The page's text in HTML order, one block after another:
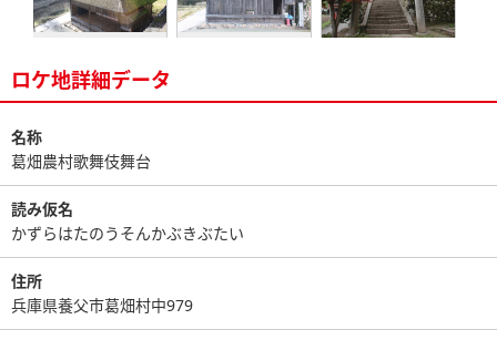
ロケ地詳細データ
名称
葛畑農村歌舞伎舞台
読み仮名
かずらはたのうそんかぶきぶたい
住所
兵庫県養父市葛畑村中979